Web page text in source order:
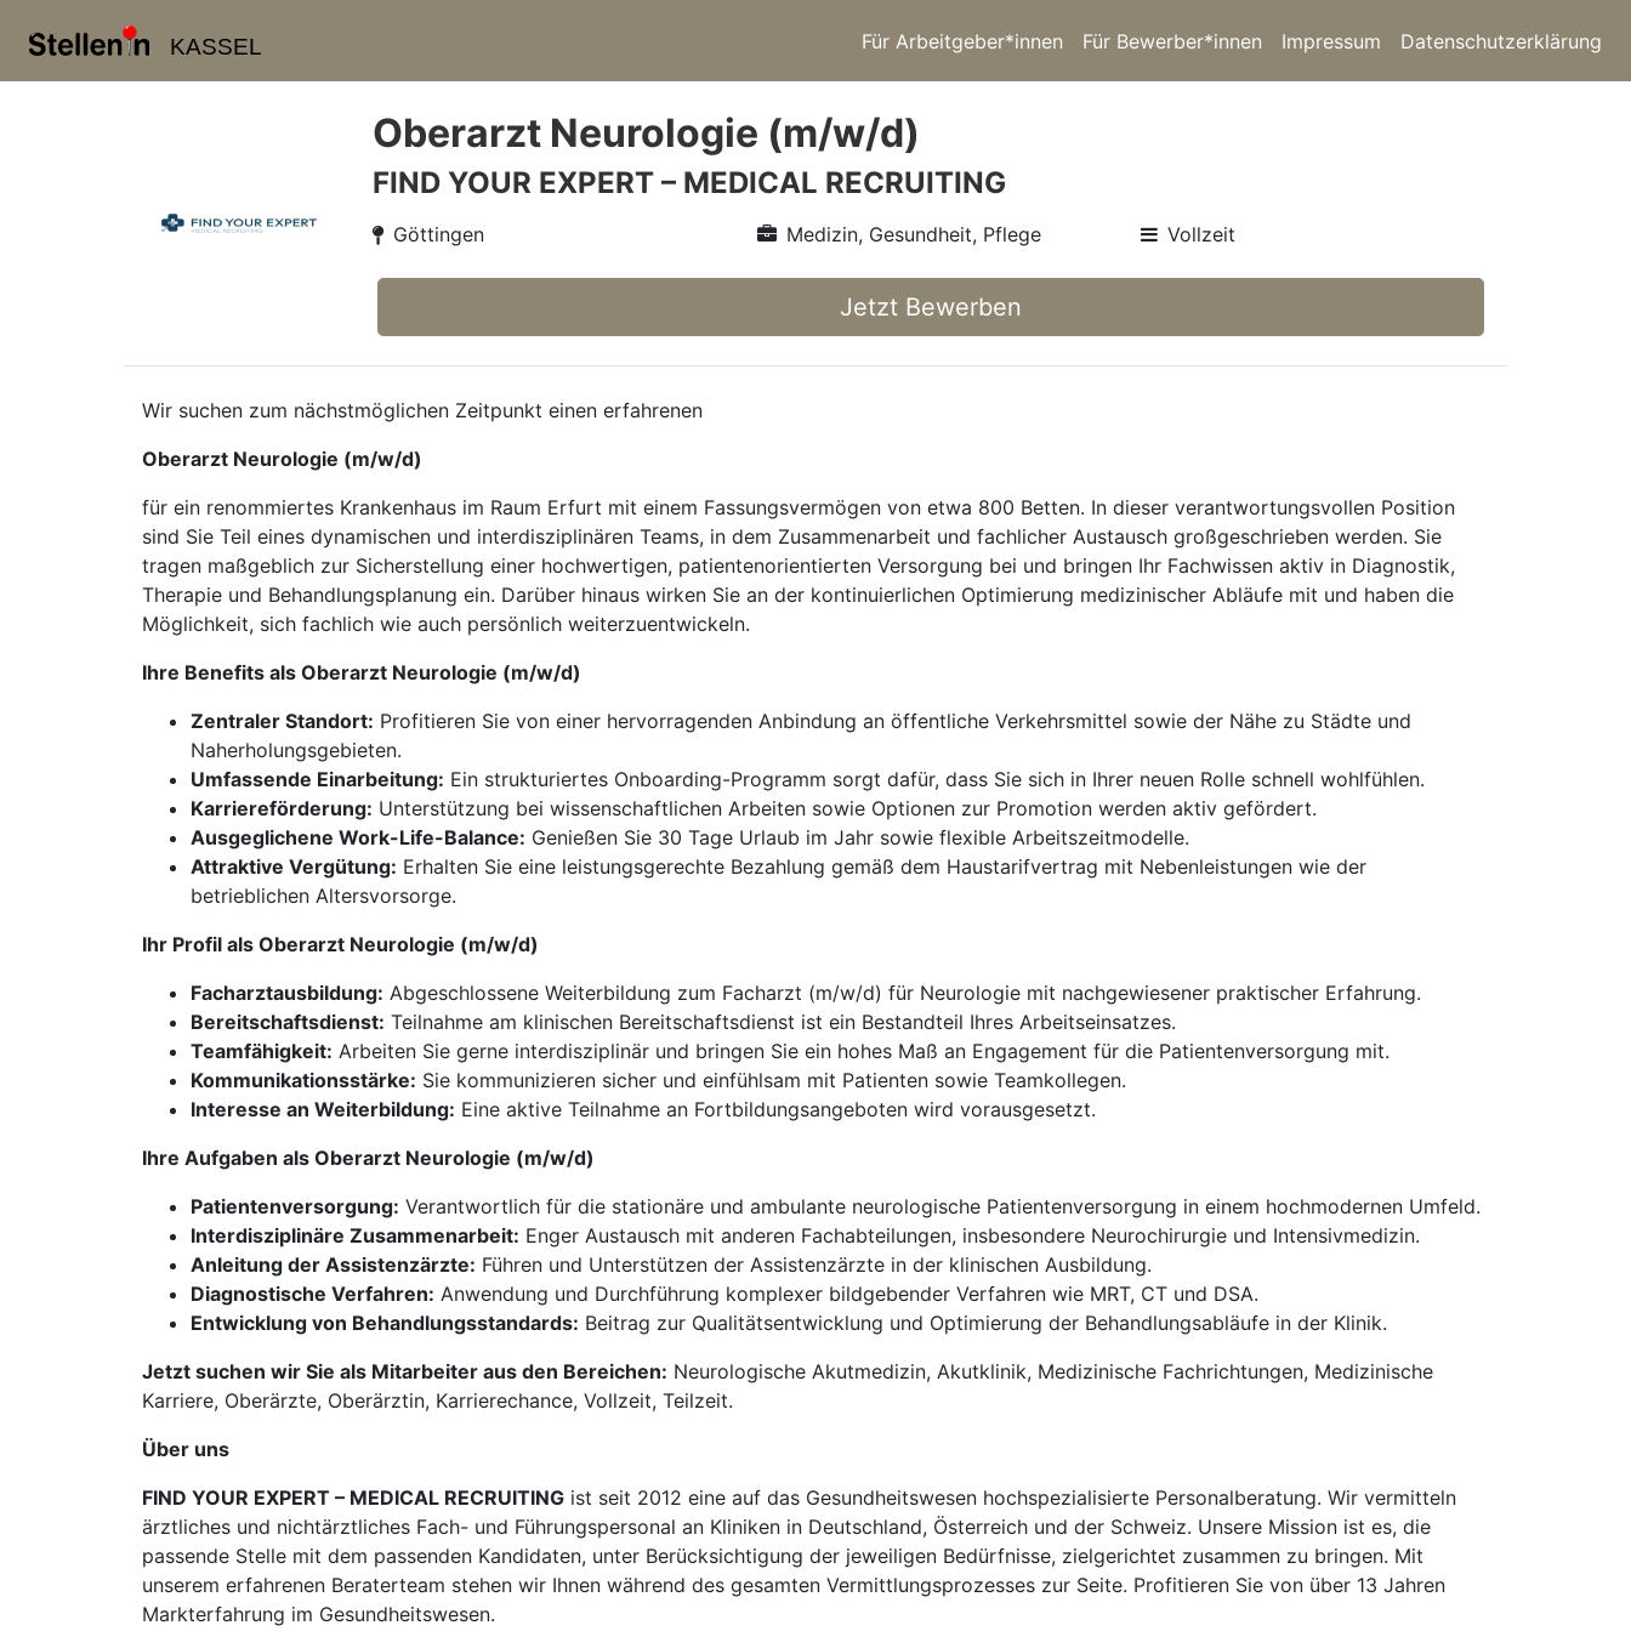
KASSEL Für Arbeitgeber*innen Für Bewerber*innen Impressum Datenschutzerklärung
Oberarzt Neurologie (m/w/d)
FIND YOUR EXPERT – MEDICAL RECRUITING
Göttingen Medizin, Gesundheit, Pflege Vollzeit
Jetzt Bewerben
Wir suchen zum nächstmöglichen Zeitpunkt einen erfahrenen
Oberarzt Neurologie (m/w/d)
für ein renommiertes Krankenhaus im Raum Erfurt mit einem Fassungsvermögen von etwa 800 Betten. In dieser verantwortungsvollen Position
sind Sie Teil eines dynamischen und interdisziplinären Teams, in dem Zusammenarbeit und fachlicher Austausch großgeschrieben werden. Sie
tragen maßgeblich zur Sicherstellung einer hochwertigen, patientenorientierten Versorgung bei und bringen Ihr Fachwissen aktiv in Diagnostik,
Therapie und Behandlungsplanung ein. Darüber hinaus wirken Sie an der kontinuierlichen Optimierung medizinischer Abläufe mit und haben die
Möglichkeit, sich fachlich wie auch persönlich weiterzuentwickeln.
Ihre Benefits als Oberarzt Neurologie (m/w/d)
Zentraler Standort: Profitieren Sie von einer hervorragenden Anbindung an öffentliche Verkehrsmittel sowie der Nähe zu Städte und
Naherholungsgebieten.
Umfassende Einarbeitung: Ein strukturiertes Onboarding-Programm sorgt dafür, dass Sie sich in Ihrer neuen Rolle schnell wohlfühlen.
Karriereförderung: Unterstützung bei wissenschaftlichen Arbeiten sowie Optionen zur Promotion werden aktiv gefördert.
Ausgeglichene Work-Life-Balance: Genießen Sie 30 Tage Urlaub im Jahr sowie flexible Arbeitszeitmodelle.
Attraktive Vergütung: Erhalten Sie eine leistungsgerechte Bezahlung gemäß dem Haustarifvertrag mit Nebenleistungen wie der
betrieblichen Altersvorsorge.
Ihr Profil als Oberarzt Neurologie (m/w/d)
Facharztausbildung: Abgeschlossene Weiterbildung zum Facharzt (m/w/d) für Neurologie mit nachgewiesener praktischer Erfahrung.
Bereitschaftsdienst: Teilnahme am klinischen Bereitschaftsdienst ist ein Bestandteil Ihres Arbeitseinsatzes.
Teamfähigkeit: Arbeiten Sie gerne interdisziplinär und bringen Sie ein hohes Maß an Engagement für die Patientenversorgung mit.
Kommunikationsstärke: Sie kommunizieren sicher und einfühlsam mit Patienten sowie Teamkollegen.
Interesse an Weiterbildung: Eine aktive Teilnahme an Fortbildungsangeboten wird vorausgesetzt.
Ihre Aufgaben als Oberarzt Neurologie (m/w/d)
Patientenversorgung: Verantwortlich für die stationäre und ambulante neurologische Patientenversorgung in einem hochmodernen Umfeld.
Interdisziplinäre Zusammenarbeit: Enger Austausch mit anderen Fachabteilungen, insbesondere Neurochirurgie und Intensivmedizin.
Anleitung der Assistenzärzte: Führen und Unterstützen der Assistenzärzte in der klinischen Ausbildung.
Diagnostische Verfahren: Anwendung und Durchführung komplexer bildgebender Verfahren wie MRT, CT und DSA.
Entwicklung von Behandlungsstandards: Beitrag zur Qualitätsentwicklung und Optimierung der Behandlungsabläufe in der Klinik.
Jetzt suchen wir Sie als Mitarbeiter aus den Bereichen: Neurologische Akutmedizin, Akutklinik, Medizinische Fachrichtungen, Medizinische
Karriere, Oberärzte, Oberärztin, Karrierechance, Vollzeit, Teilzeit.
Über uns
FIND YOUR EXPERT – MEDICAL RECRUITING ist seit 2012 eine auf das Gesundheitswesen hochspezialisierte Personalberatung. Wir vermitteln
ärztliches und nichtärztliches Fach- und Führungspersonal an Kliniken in Deutschland, Österreich und der Schweiz. Unsere Mission ist es, die
passende Stelle mit dem passenden Kandidaten, unter Berücksichtigung der jeweiligen Bedürfnisse, zielgerichtet zusammen zu bringen. Mit
unserem erfahrenen Beraterteam stehen wir Ihnen während des gesamten Vermittlungsprozesses zur Seite. Profitieren Sie von über 13 Jahren
Markterfahrung im Gesundheitswesen.